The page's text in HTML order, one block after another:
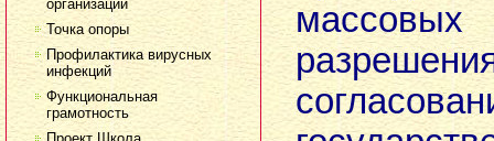
организации
Точка опоры
Профилактика вирусных
инфекций
Функциональная
грамотность
массовых